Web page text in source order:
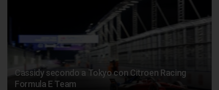
Cassidy secondo a Tokyo con Citroen Racing
Formula E Team